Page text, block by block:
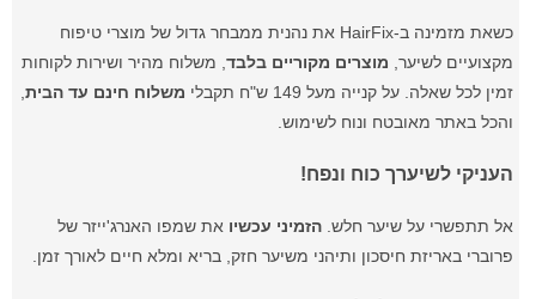
כשאת מזמינה ב-HairFix את נהנית ממבחר גדול של מוצרי טיפוח
מקצועיים לשיער, מוצרים מקוריים בלבד , משלוח מהיר ושירות לקוחות
זמין לכל שאלה. על קנייה מעל 149 ש"ח תקבלי
משלוח חינם עד הבית
והכל באתר מאובטח ונוח לשימוש.
העניקי לשיערך כוח ונפח!
אל תתפשרי על שיער חלש.הזמיני עכשיו את שמפו האנרג'ייזר של
פרוברי באריזת חיסכון ותיהני משיער חזק, בריא ומלא חיים לאורך זמן.